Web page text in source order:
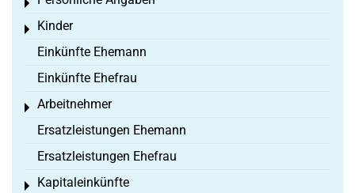
Toggle menu
Kinder
Toggle menu
Einkünfte Ehemann
Einkünfte Ehefrau
Arbeitnehmer
Toggle menu
Ersatzleistungen Ehemann
Ersatzleistungen Ehefrau
Kapitaleinkünfte
Toggle menu